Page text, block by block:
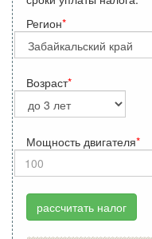
Регион
Возраст
Мощность двигателя
рассчитать налог